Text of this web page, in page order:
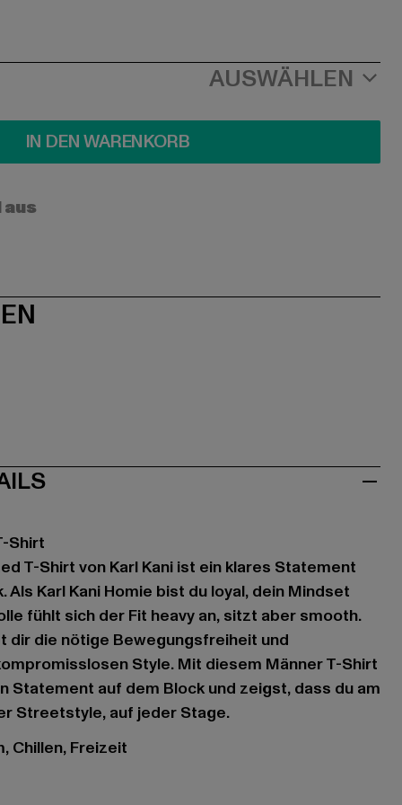
AUSWÄHLEN
IN DEN WARENKORB
Shirt
T-Shirt von Karl Kani ist ein klares Statement
Karl Kani Homie bist du loyal, dein Mindset
fühlt sich der Fit heavy an, sitzt aber smooth.
dir die nötige Bewegungsfreiheit und
Style. Mit diesem Männer T-Shirt
Statement auf dem Block und zeigst, dass du am
Streetstyle, auf jeder Stage.
Chillen, Freizeit